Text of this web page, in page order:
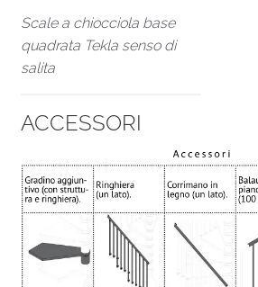
Scale a chiocciola base
quadrata Tekla senso di
salita
ACCESSORI